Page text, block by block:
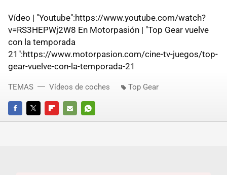
Vídeo | "Youtube":https://www.youtube.com/watch?
v=RS3HEPWj2W8 En Motorpasión | "Top Gear vuelve
con la temporada
21":https://www.motorpasion.com/cine-tv-juegos/top-
gear-vuelve-con-la-temporada-21
FACEBOOKTWITTERFLIPBOARD
E-
WHATSAPP
TEMAS Vídeos de coches Top Gear